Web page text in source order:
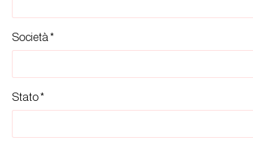
Società *
Stato *